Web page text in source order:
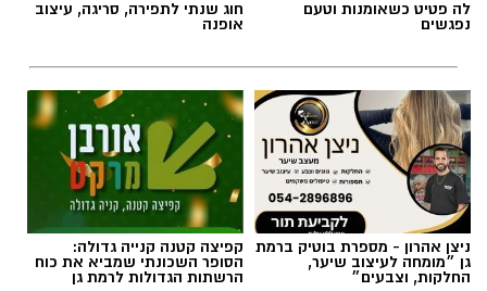
לה פטיט כשאומנות וטעם
נפגשים
חוג שנתי לתפירה, סריגה, עיצוב
אופנה
ניצן אהרון - מספרת בוטיק ברמת
גן ״מומחה לעיצוב שיער,
החלקות, וצבעים״
קפיצה קטנה קנייה גדולה:
הסופר השכונתי שמביא את כוח
הרשתות הגדולות לרמת גן